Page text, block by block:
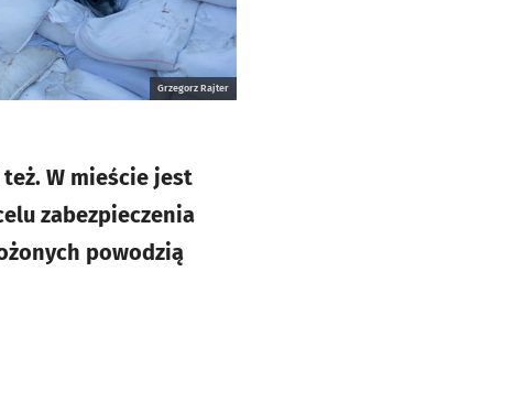
Grzegorz Rajter
W mieście jest
zabezpieczenia
powodzią